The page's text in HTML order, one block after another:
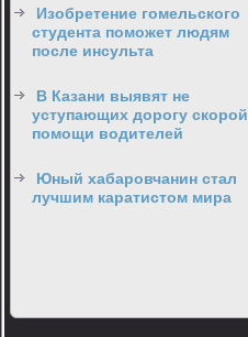
Изобретение гомельского
студента поможет людям
после инсульта
В Казани выявят не
уступающих дорогу скорой
помощи водителей
Юный хабаровчанин стал
лучшим каратистом мира